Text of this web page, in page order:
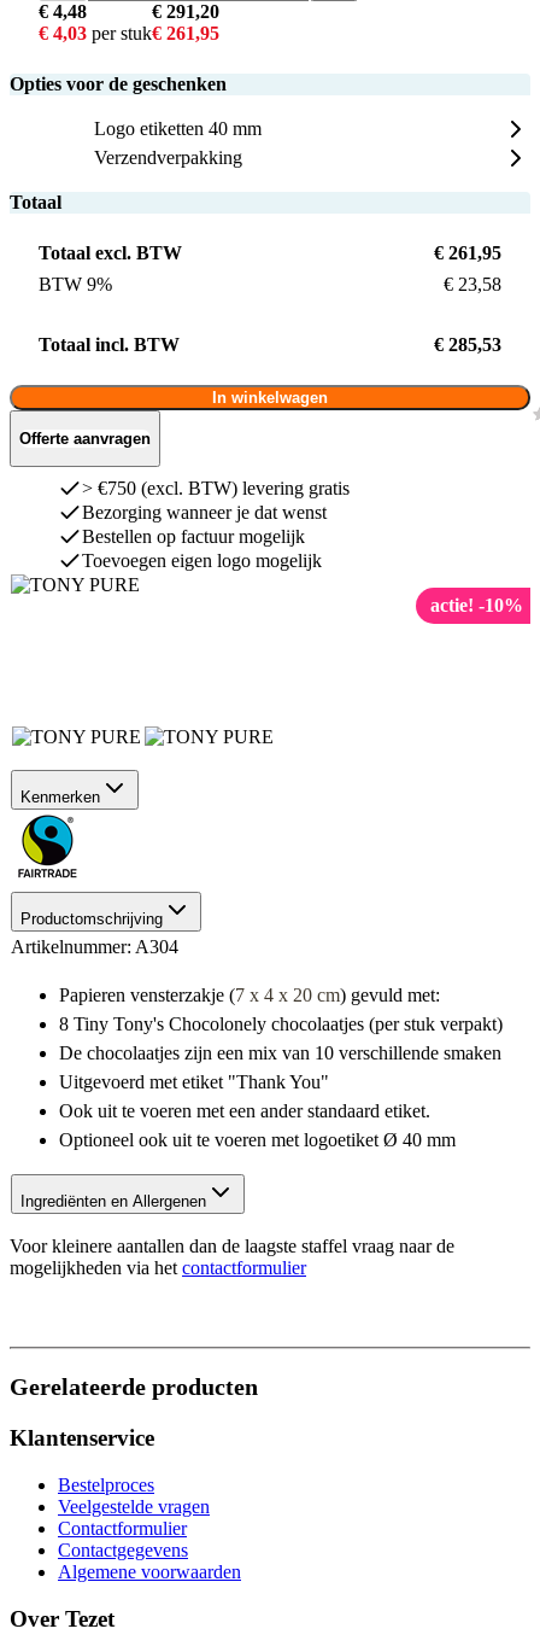
€ 4,48
€ 4,03 per stuk
€ 291,20
€ 261,95
Opties voor de geschenken
Logo etiketten 40 mm
Verzendverpakking
Totaal
Totaal excl. BTW
€ 261,95
BTW 9%
€ 23,58
Totaal incl. BTW € 285,53
In winkelwagen
Offerte aanvragen
> €750 (excl. BTW) levering gratis
Bezorging wanneer je dat wenst
Bestellen op factuur mogelijk
Toevoegen eigen logo mogelijk
actie! -10%
Kenmerken
Productomschrijving
Artikelnummer: A304
Papieren vensterzakje (7 x 4 x 20 cm) gevuld met:
8 Tiny Tony's Chocolonely chocolaatjes (per stuk verpakt)
De chocolaatjes zijn een mix van 10 verschillende smaken
Uitgevoerd met etiket "Thank You"
Ook uit te voeren met een ander standaard etiket.
Optioneel ook uit te voeren met logoetiket Ø 40 mm
Ingrediënten en Allergenen
Voor kleinere aantallen dan de laagste staffel vraag naar de
mogelijkheden via hetcontactformulier
Gerelateerde producten
Klantenservice
Bestelproces
Veelgestelde vragen
Contactformulier
Contactgegevens
Algemene voorwaarden
Over Tezet